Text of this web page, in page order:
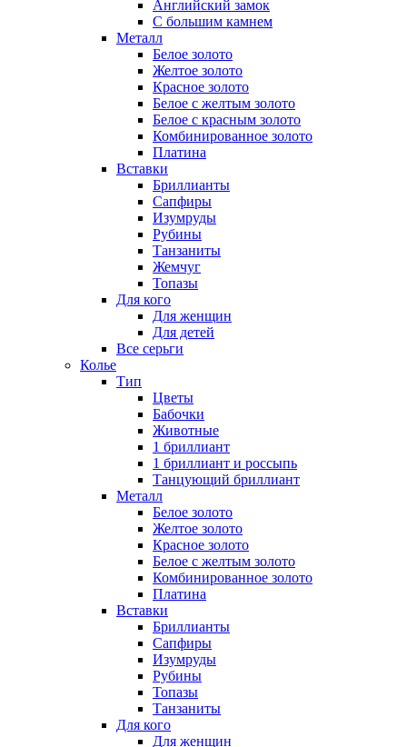
Английский замок
С большим камнем
Металл
Белое золото
Желтое золото
Красное золото
Белое с желтым золото
Белое с красным золото
Комбинированное золото
Платина
Вставки
Бриллианты
Сапфиры
Изумруды
Рубины
Танзаниты
Жемчуг
Топазы
Для кого
Для женщин
Для детей
Все серьги
Колье
Тип
Цветы
Бабочки
Животные
1 бриллиант
1 бриллиант и россыпь
Танцующий бриллиант
Металл
Белое золото
Желтое золото
Красное золото
Белое с желтым золото
Комбинированное золото
Платина
Вставки
Бриллианты
Сапфиры
Изумруды
Рубины
Топазы
Танзаниты
Для кого
Для женщин